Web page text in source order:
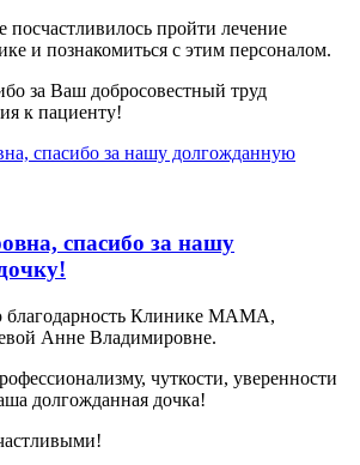
посчастливилось пройти лечение
и познакомиться с этим персоналом.
за Ваш добросовестный труд
к пациенту!
спасибо за нашу
Клинике МАМА,
Анне Владимировне.
чуткости, уверенности
долгожданная дочка!